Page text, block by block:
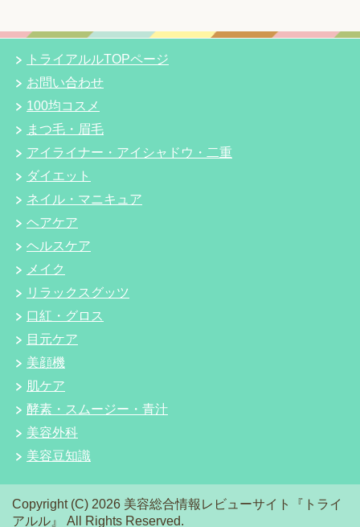
トライアルルTOPページ
お問い合わせ
100均コスメ
まつ毛・眉毛
アイライナー・アイシャドウ・二重
ダイエット
ネイル・マニキュア
ヘアケア
ヘルスケア
メイク
リラックスグッツ
口紅・グロス
目元ケア
美顔機
肌ケア
酵素・スムージー・青汁
美容外科
美容豆知識
Copyright (C) 2026 美容総合情報レビューサイト『トライ
アルル』 All Rights Reserved.